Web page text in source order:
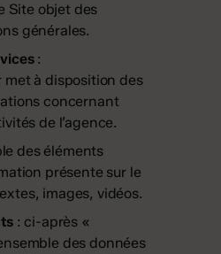
Site objet des
générales.
:
met à disposition des
concernant
de l’agence.
des éléments
présente sur le
images, vidéos.
: ci-après «
des données